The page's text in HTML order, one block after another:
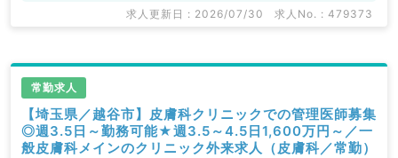
求人更新日 : 2026/07/30 求人No. : 479373
常勤求人
【埼玉県／越谷市】皮膚科クリニックでの管理医師募集
◎週3.5日～勤務可能★週3.5～4.5日1,600万円～／一
般皮膚科メインのクリニック外来求人（皮膚科／常勤）